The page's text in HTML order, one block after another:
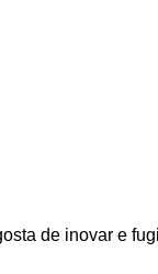
de inovar e